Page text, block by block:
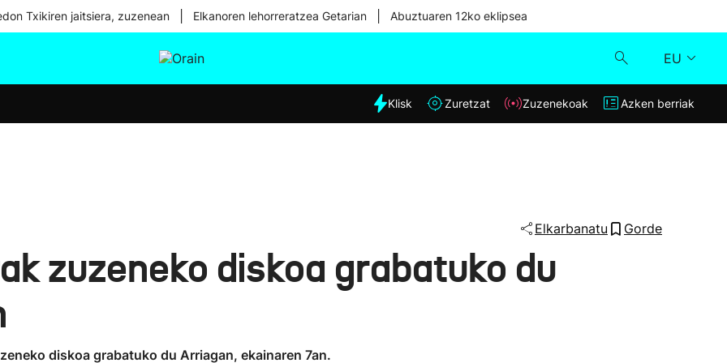
Txikiren jaitsiera, zuzenean Elkanoren lehorreratzea Getarian Abuztuaren 12ko eklipsea
EU
Eguraldia
Klisk
Klisk Zuretzat Zuzenekoak Azken berriak
Elkarbanatu Gorde
zuzeneko diskoa grabatuko du
diskoa grabatuko du Arriagan, ekainaren 7an.